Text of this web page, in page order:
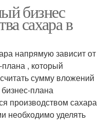
бизнес
сахара в
напрямую зависит от
плана , который
сумму вложений
плана
производством сахара
необходимо уделять